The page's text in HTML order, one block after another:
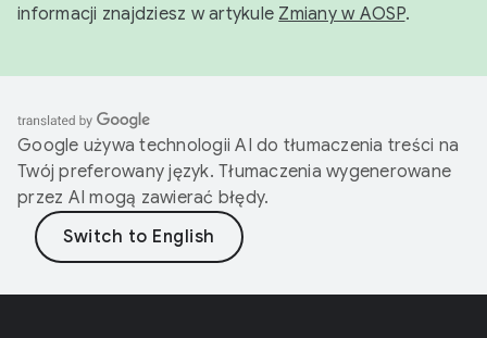
informacji znajdziesz w artykule Zmiany w AOSP.
Google używa technologii AI do tłumaczenia treści na
Twój preferowany język. Tłumaczenia wygenerowane
przez AI mogą zawierać błędy.